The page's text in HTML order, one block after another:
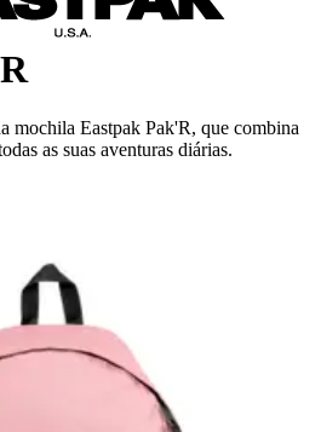
mochila Eastpak Pak'R, que combina
as suas aventuras diárias.